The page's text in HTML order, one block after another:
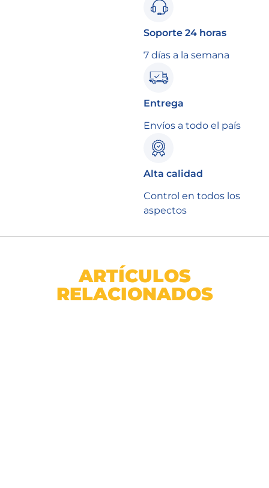
Soporte 24 horas
7 días a la semana
Entrega
Envíos a todo el país
Alta calidad
Control en todos los
aspectos
ARTÍCULOS
RELACIONADOS